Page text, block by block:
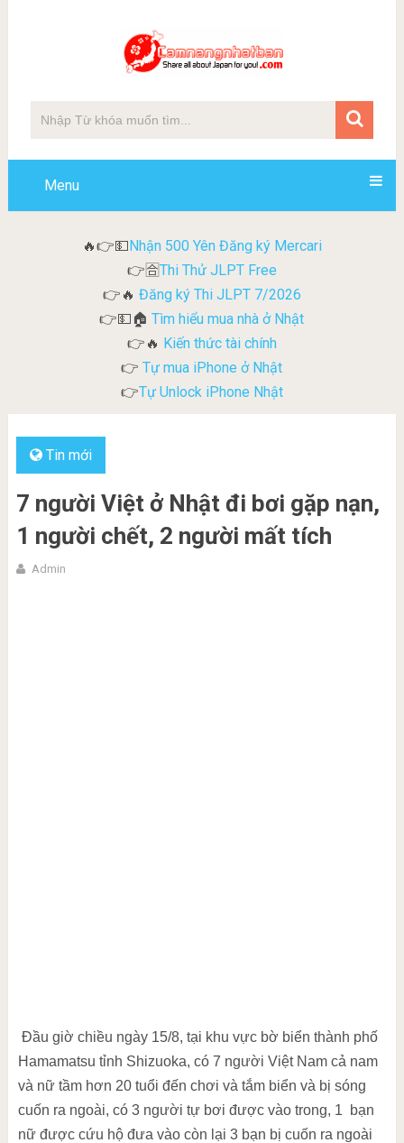
Menu
🔥👉💵Nhận 500 Yên Đăng ký Mercari
👉🈴Thi Thử JLPT Free
👉🔥 Đăng ký Thi JLPT 7/2026
👉💵🏠Tìm hiểu mua nhà ở Nhật
👉🔥 Kiến thức tài chính
👉 Tự mua iPhone ở Nhật
👉Tự Unlock iPhone Nhật
Tin mới
7 người Việt ở Nhật đi bơi gặp nạn,
1 người chết, 2 người mất tích
Admin
Đầu giờ chiều ngày 15/8, tại khu vực bờ biển thành phố
Hamamatsu tỉnh Shizuoka, có 7 người Việt Nam cả nam
và nữ tầm hơn 20 tuổi đến chơi và tắm biển và bị sóng
cuốn ra ngoài, có 3 người tự bơi được vào trong, 1 bạn
nữ được cứu hộ đưa vào còn lại 3 bạn bị cuốn ra ngoài